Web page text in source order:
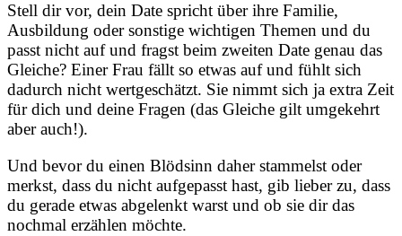
Stell dir vor, dein Date spricht über ihre Familie,
Ausbildung oder sonstige wichtigen Themen und du
passt nicht auf und fragst beim zweiten Date genau das
Gleiche? Einer Frau fällt so etwas auf und fühlt sich
dadurch nicht wertgeschätzt. Sie nimmt sich ja extra Zeit
für dich und deine Fragen (das Gleiche gilt umgekehrt
aber auch!).
Und bevor du einen Blödsinn daher stammelst oder
merkst, dass du nicht aufgepasst hast, gib lieber zu, dass
du gerade etwas abgelenkt warst und ob sie dir das
nochmal erzählen möchte.